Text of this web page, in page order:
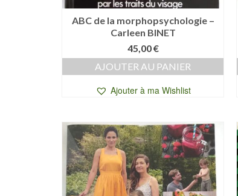
ABC de la morphopsychologie –
Carleen BINET
45,00€
AJOUTER AU PANIER
Ajouter à ma Wishlist